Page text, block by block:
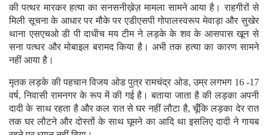
की पत्थर मारकर हत्या का सनसनीख़ेज़ मामला सामने आया है। राहगीरों से
मिली सूचना के आधार पर मौके पर एडीएसपी गोपालस्वरूप मेवाड़ा और सुखेर
थाना एसएचओ डी पी दाधीच मय टीम ने लड़के के शव के आसपास खून से
सना पत्थर और मोबाइल बरामद किया है। अभी तक हत्या का कारण सामने
नहीं आया है।
मृतक लड़के की पहचान विजय ओड पुत्र रामचंद्र ओड, उम्र लगभग 16 -17
वर्ष, निवासी रामनगर के रूप में की गई है। बताया जाता है की लड़का अपनी
दादी के साथ रहता है और कल रात से घर नहीं लौटा है, चूँकि लड़का देर रात
तक घर लौटने और दोस्तों के साथ घूमने का आदि था इसलिए दादी ने गायब